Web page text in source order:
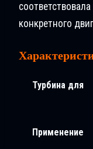
конкретного
Турбина для
Применение